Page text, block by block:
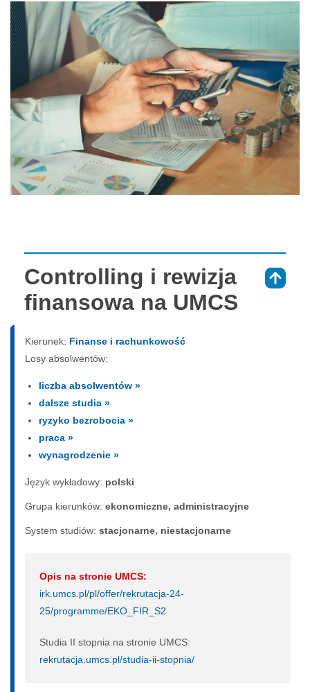
Controlling i rewizja
finansowa na UMCS
Kierunek: Finanse i rachunkowość
Losy absolwentów:
liczba absolwentów »
dalsze studia »
ryzyko bezrobocia »
praca »
wynagrodzenie »
Język wykładowy: polski
Grupa kierunków: ekonomiczne, administracyjne
System studiów: sta­cjo­nar­ne, nie­sta­cjo­nar­ne
Opis na stronie UMCS:
irk.umcs.pl/pl/offer/rekrutacja-24-
25/programme/EKO_FIR_S2
Studia II stopnia na stronie UMCS:
rekrutacja.umcs.pl/studia-ii-stopnia/